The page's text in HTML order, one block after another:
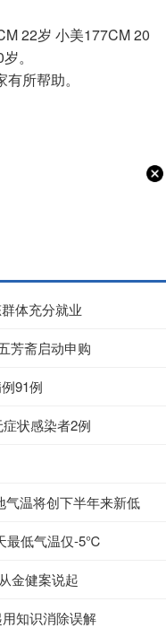
22岁 小美177CM 20
。
所帮助。
体充分就业
芳斋启动申购
91例
状感染者2例
气温将创下半年来新低
最低气温仅-5℃
金健案说起
知识消除误解